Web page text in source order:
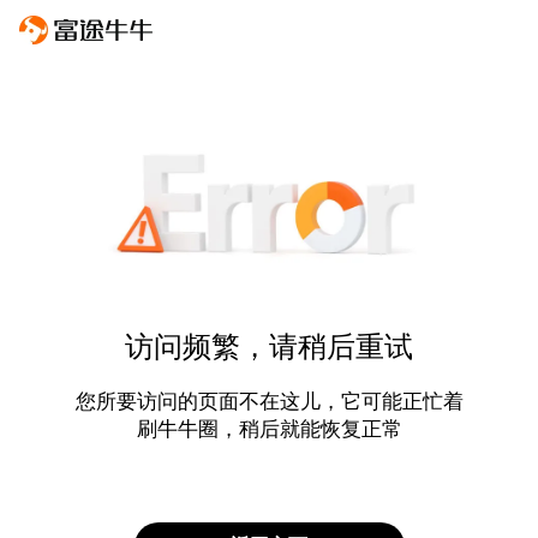
访问频繁，请稍后重试
您所要访问的页面不在这儿，它可能正忙着
刷牛牛圈，稍后就能恢复正常